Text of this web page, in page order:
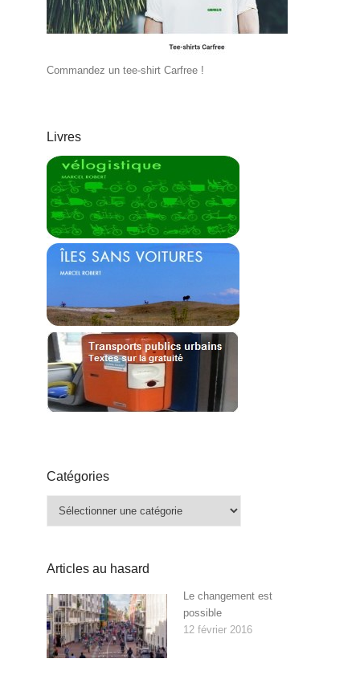
Commandez un tee-shirt Carfree !
Livres
Catégories
Articles au hasard
Le changement est
possible
12 février 2016